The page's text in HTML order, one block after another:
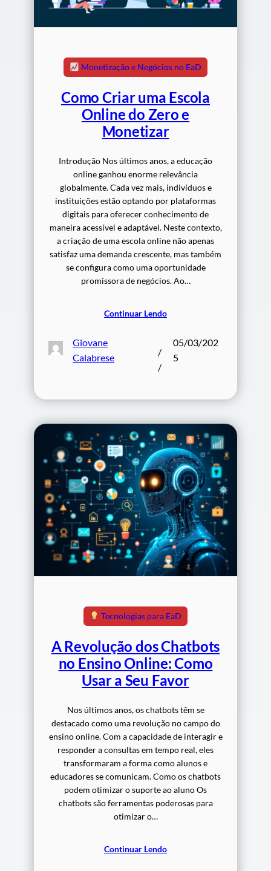
Monetização e Negócios no EaD
Como Criar uma Escola
Online do Zero e
Monetizar
Introdução Nos últimos anos, a educação
online ganhou enorme relevância
globalmente. Cada vez mais, indivíduos e
instituições estão optando por plataformas
digitais para oferecer conhecimento de
maneira acessível e adaptável. Neste contexto,
a criação de uma escola online não apenas
satisfaz uma demanda crescente, mas também
se configura como uma oportunidade
promissora de negócios. Ao…
Continuar Lendo
Giovane
Calabrese
/
/
05/03/202
5
Tecnologias para EaD
A Revolução dos Chatbots
no Ensino Online: Como
Usar a Seu Favor
Nos últimos anos, os chatbots têm se
destacado como uma revolução no campo do
ensino online. Com a capacidade de interagir e
responder a consultas em tempo real, eles
transformaram a forma como alunos e
educadores se comunicam. Como os chatbots
podem otimizar o suporte ao aluno Os
chatbots são ferramentas poderosas para
otimizar o…
Continuar Lendo